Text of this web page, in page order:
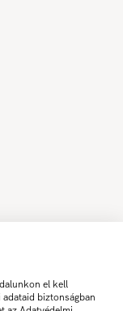
el kell
biztonságban